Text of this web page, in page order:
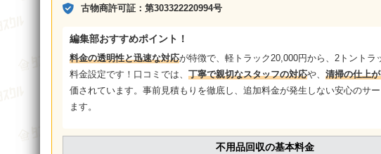
古物商許可証： 第303322220994号
編集部おすすめポイント！
料金の透明性と迅速な対応が特徴で、軽トラック20,000円から、2トントラ
料金設定です！口コミでは、丁寧で親切なスタッフの対応や、清掃の仕上
価されています。事前見積もりを徹底し、追加料金が発生しない安心のサ
ます。
不用品回収の基本料金